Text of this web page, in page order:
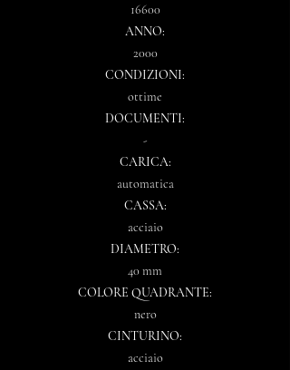
16600
ANNO:
2000
CONDIZIONI:
ottime
DOCUMENTI:
-
CARICA:
automatica
CASSA:
acciaio
DIAMETRO:
40 mm
COLORE QUADRANTE:
nero
CINTURINO:
acciaio